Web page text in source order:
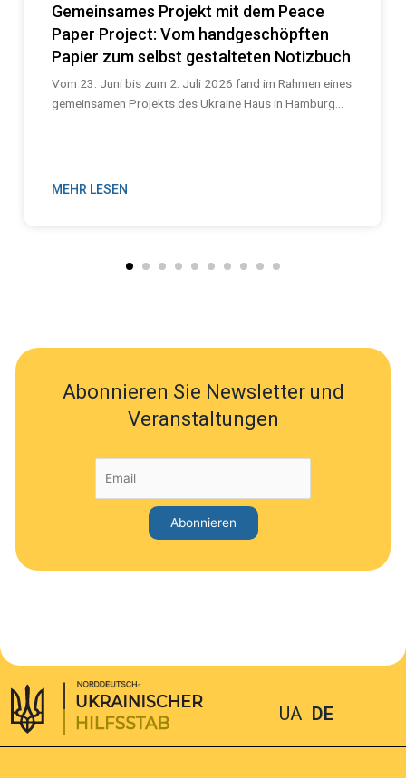
Gemeinsames Projekt mit dem Peace
Paper Project: Vom handgeschöpften
Papier zum selbst gestalteten Notizbuch
Vom 23. Juni bis zum 2. Juli 2026 fand im Rahmen eines
gemeinsamen Projekts des Ukraine Haus in Hamburg...
MEHR LESEN
Abonnieren Sie Newsletter und
Veranstaltungen
UA DE